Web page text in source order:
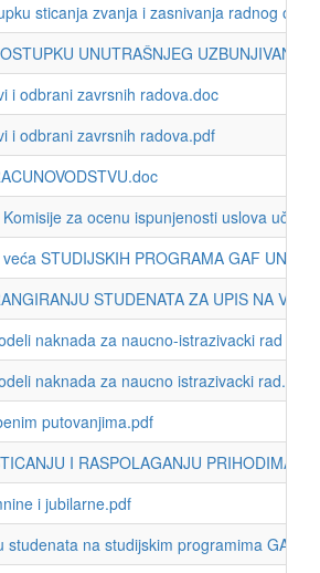
sticanja zvanja i zasnivanja radnog
UNUTRAŠNJEG UZBUNJIVANJA
i odbrani zavrsnih radova.doc
i odbrani zavrsnih radova.pdf
za ocenu ispunjenosti uslova
STUDIJSKIH PROGRAMA GAF
STUDENATA ZA UPIS NA
naknada za naucno-istrazivacki rad
naknada za naucno istrazivacki rad.pdf
putovanjima.pdf
I RASPOLAGANJU PRIHODIMA I
i jubilarne.pdf
studenata na studijskim programima GAF-